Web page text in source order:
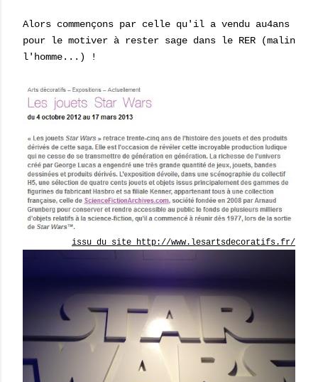
Alors commençons par celle qu'il a vendu au4ans
pour le motiver à rester sage dans le RER (malin
l'homme...) !
issu du site http://www.lesartsdecoratifs.fr/